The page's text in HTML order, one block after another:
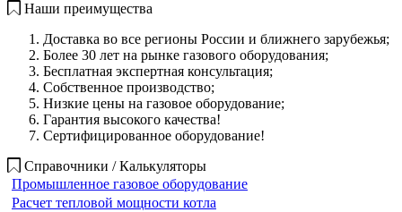
Наши преимущества
Доставка во все регионы России и ближнего зарубежья;
Более 30 лет на рынке газового оборудования;
Бесплатная экспертная консультация;
Собственное производство;
Низкие цены на газовое оборудование;
Гарантия высокого качества!
Сертифицированное оборудование!
Справочники / Калькуляторы
Промышленное газовое оборудование
Расчет тепловой мощности котла